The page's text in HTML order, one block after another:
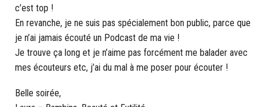
c’est top !
En revanche, je ne suis pas spécialement bon public, parce que
je n’ai jamais écouté un Podcast de ma vie !
Je trouve ça long et je n’aime pas forcément me balader avec
mes écouteurs etc, j’ai du mal à me poser pour écouter !
Belle soirée,